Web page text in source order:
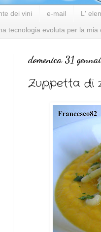
dei vini e-mail L'
tecnologia evoluta per la mia
domenica 31
Zuppetta di